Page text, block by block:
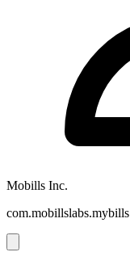
Mobills Inc.
com.mobillslabs.mybills